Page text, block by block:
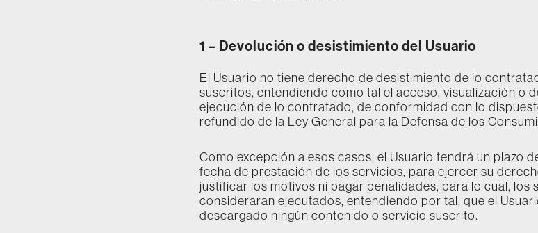
1 – Devolución o desistimiento del Usuario
El Usuario no tiene derecho de desistimiento de lo
suscritos, entendiendo como tal el acceso, visualización o
ejecución de lo contratado, de conformidad con lo
refundido de la Ley General para la Defensa de los
Como excepción a esos casos, el Usuario tendrá un plazo
fecha de prestación de los servicios, para ejercer su
justificar los motivos ni pagar penalidades, para lo cual, los
consideraran ejecutados, entendiendo por tal, que el
descargado ningún contenido o servicio suscrito.